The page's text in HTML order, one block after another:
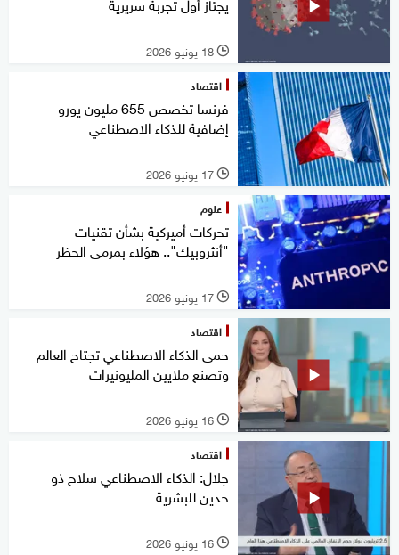
l 18 يونيو 2026
اقتصاد
فرنسا تخصص 655 مليون يورو
إضافية للذكاء الاصطناعي
l 17 يونيو 2026
علوم
تحركات أميركية بشأن تقنيات
"أنثروبيك".. هؤلاء بمرمى الحظر
l 17 يونيو 2026
اقتصاد
حمى الذكاء الاصطناعي تجتاح العالم
وتصنع ملايين المليونيرات
l 16 يونيو 2026
اقتصاد
جلال: الذكاء الاصطناعي سلاح ذو
حدين للبشرية
l 16 يونيو 2026